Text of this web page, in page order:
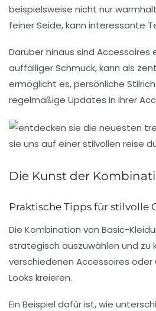
beispielsweise nicht nur
feiner Seide, kann interessante
Darüber hinaus sind Accessoires
auffälliger Schmuck, kann als
ermöglicht es, persönliche
regelmäßige Updates in Ihrer
Die Kunst der
Praktische Tipps für stilvolle
Die Kombination von Basic-
strategisch auszuwählen und zu
verschiedenen Accessoires
Looks kreieren.
Ein Beispiel dafür ist, wie